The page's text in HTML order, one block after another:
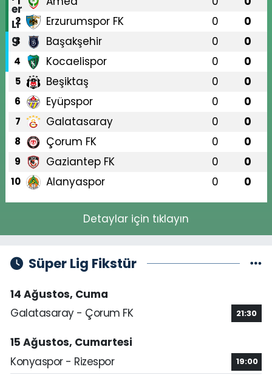
2 Erzurumspor FK 0 0
3 Başakşehir 0 0
4 Kocaelispor 0 0
5 Beşiktaş 0 0
6 Eyüpspor 0 0
7 Galatasaray 0 0
8 Çorum FK 0 0
9 Gaziantep FK 0 0
10 Alanyaspor 0 0
Detaylar için tıklayın
Süper Lig Fikstür
14 Ağustos, Cuma
Galatasaray - Çorum FK
21:30
15 Ağustos, Cumartesi
Konyaspor - Rizespor
19:00